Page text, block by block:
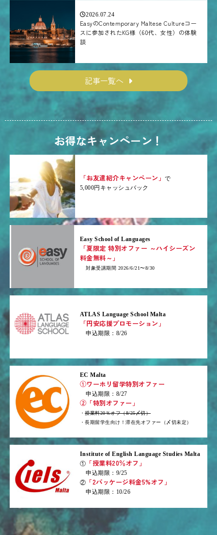
2026.07.24
EasyのContemporary Maltese Cultureコー
スに参加されたKG様（60代、女性）の体験
談
記事一覧へ
お得なキャンペーン！
「お友達紹介キャンペーン」で
5,000円キャッシュバック
Easy School of Languages
「夏限定 特別オファー ～ハイシーズン
料金無料～」
対象受講期間 2026/6/21〜8/30
ATLAS Language School Malta
「円安応援プロモーション」
申込期限：8/26
EC Malta
①ワーホリ留学特別オファー
申込期限：8/27
②「特別オファー」
・授業料20％オフ（8/25〆切）
・長期留学生向け！滞在先オファー（〆切未定）
Institute of English Language Studies Malta
① 「授業料20％オフ」
申込期限：9/25
② 「2パッケージ料金5%オフ」
申込期限：10/26